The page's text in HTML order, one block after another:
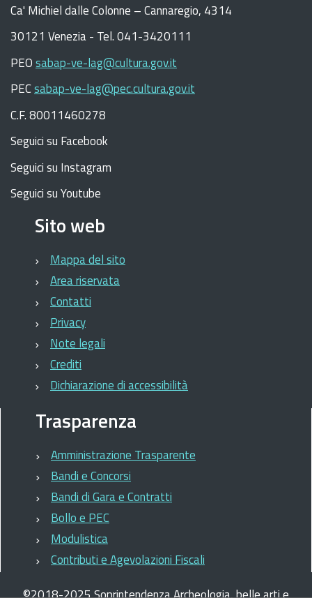
Ca' Michiel dalle Colonne – Cannaregio, 4314
30121 Venezia - Tel. 041-3420111
PEOsabap-ve-lag@cultura.gov.it
PECsabap-ve-lag@pec.cultura.gov.it
C.F. 80011460278
Seguici su Facebook
Seguici su Instagram
Seguici su Youtube
Sito web
Mappa del sito
Area riservata
Contatti
Privacy
Note legali
Crediti
Dichiarazione di accessibilità
Trasparenza
Amministrazione Trasparente
Bandi e Concorsi
Bandi di Gara e Contratti
Bollo e PEC
Modulistica
Contributi e Agevolazioni Fiscali